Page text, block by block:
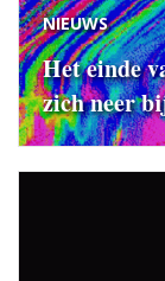
NIEUWS
Het einde
zich neer